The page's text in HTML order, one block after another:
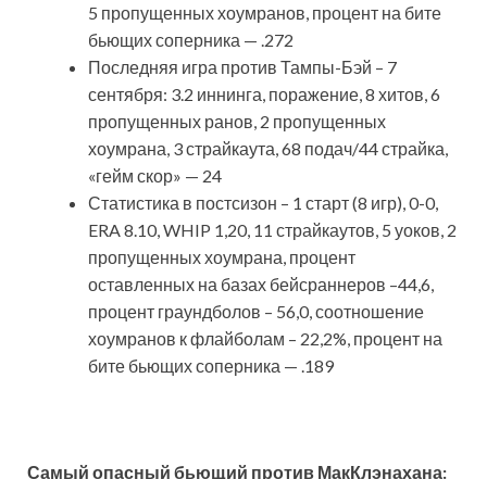
5 пропущенных хоумранов, процент на бите
бьющих соперника — .272
Последняя игра против Тампы-Бэй – 7
сентября: 3.2 иннинга, поражение, 8 хитов, 6
пропущенных ранов, 2 пропущенных
хоумрана, 3 страйкаута, 68 подач/44 страйка,
«гейм скор» — 24
Статистика в постсизон – 1 старт (8 игр), 0-0,
ERA 8.10, WHIP 1,20, 11 страйкаутов, 5 уоков, 2
пропущенных хоумрана, процент
оставленных на базах бейсраннеров –44,6,
процент граундболов – 56,0, соотношение
хоумранов к флайболам – 22,2%, процент на
бите бьющих соперника — .189
Самый опасный бьющий против МакКлэнахана: